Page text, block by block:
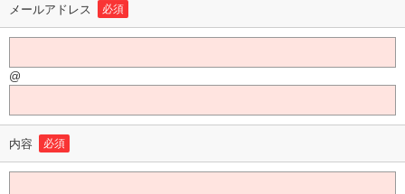
メールアドレス 必須
@
内容 必須